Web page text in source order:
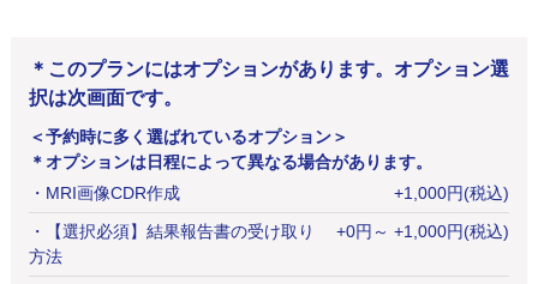
＊このプランにはオプションがあります。オプション選
択は次画面です。
＜予約時に多く選ばれているオプション＞
＊オプションは日程によって異なる場合があります。
・ MRI画像CDR作成 +1,000円(税込)
・
【選択必須】結果報告書の受け取り
方法
+0円 ～ +1,000円(税込)